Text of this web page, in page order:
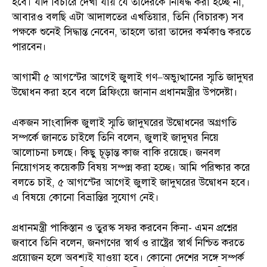
আবারও বলছি এটা আদালতের এখতিয়ার, তিনি (বিচারক) সব
পক্ষকে শুনেই সিদ্ধান্ত নেবেন, তাহলে তারা তাদের কর্মকাণ্ড করতে
পারবেন।
আগামী ৫ আগস্টের আগেই জুলাই গণ–অভ্যুত্থানের স্মৃতি জাদুঘর
উদ্বোধন করা হবে বলে ব্রিফিংয়ে জানান প্রধানমন্ত্রীর উপদেষ্টা।
একজন সাংবাদিক জুলাই স্মৃতি জাদুঘরের উদ্বোধনের অগ্রগতি
সম্পর্কে জানতে চাইলে তিনি বলেন, জুলাই জাদুঘর নিয়ে
আলোচনা চলছে। কিছু চূড়ান্ত কাজ বাকি রয়েছে। জনবল
নিয়োগসহ কয়েকটি বিষয় সম্পন্ন করা হচ্ছে। আমি পরিষ্কার করে
বলতে চাই, ৫ আগস্টের আগেই জুলাই জাদুঘরের উদ্বোধন হবে।
এ বিষয়ে কোনো বিভ্রান্তির সুযোগ নেই।
প্রধানমন্ত্রী পাকিস্তান ও তুরস্ক সফর করবেন কিনা- এমন প্রশ্নের
জবাবে তিনি বলেন, জনগণের স্বার্থ ও রাষ্ট্রের স্বার্থ নিশ্চিত করতে
প্রয়োজন হলে অবশ্যই যাওয়া হবে। কোনো দেশের সঙ্গে সম্পর্ক